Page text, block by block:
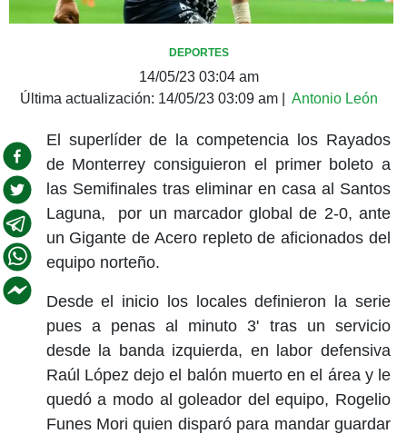
DEPORTES
14/05/23 03:04 am
Última actualización: 14/05/23 03:09 am Antonio León
El superlíder de la competencia los Rayados
de Monterrey consiguieron el primer boleto a
las Semifinales tras eliminar en casa al Santos
Laguna, por un marcador global de 2-0, ante
un Gigante de Acero repleto de aficionados del
equipo norteño.
Desde el inicio los locales definieron la serie
pues a penas al minuto 3' tras un servicio
desde la banda izquierda, en labor defensiva
Raúl López dejo el balón muerto en el área y le
quedó a modo al goleador del equipo, Rogelio
Funes Mori quien disparó para mandar guardar